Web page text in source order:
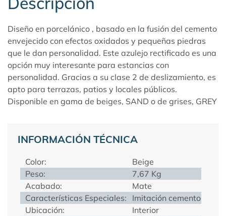
Diseño en porcelánico , basado en la fusión del cemento
envejecido con efectos oxidados y pequeñas piedras
que le dan personalidad. Este azulejo rectificado es una
opción muy interesante para estancias con
personalidad. Gracias a su clase 2 de deslizamiento, es
apto para terrazas, patios y locales públicos.
Disponible en gama de beiges, SAND o de grises, GREY
INFORMACIÓN TÉCNICA
Color:
Beige
Peso:
7,67 Kg
Acabado:
Mate
Características Especiales:
Imitación cemento
Ubicación:
Interior